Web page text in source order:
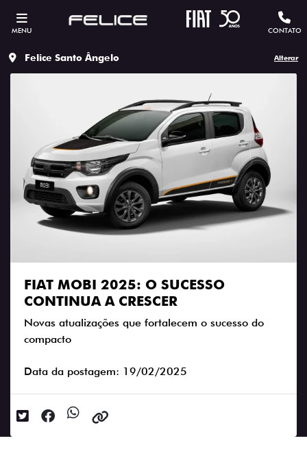
MENU CONTATO
Felice Santo Ângelo Alterar
FIAT MOBI 2025: O SUCESSO
CONTINUA A CRESCER
Novas atualizações que fortalecem o sucesso do
compacto
Data da postagem: 19/02/2025